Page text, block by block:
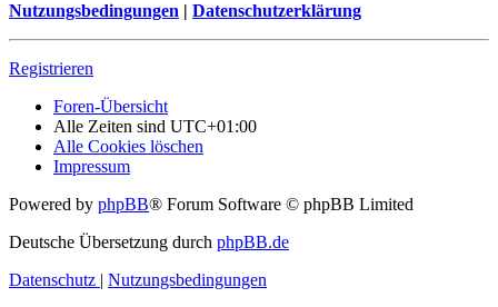
Nutzungsbedingungen | Datenschutzerklärung
Registrieren
Foren-Übersicht
Alle Zeiten sind UTC+01:00
Alle Cookies löschen
Impressum
Powered by phpBB® Forum Software © phpBB Limited
Deutsche Übersetzung durch phpBB.de
Datenschutz | Nutzungsbedingungen